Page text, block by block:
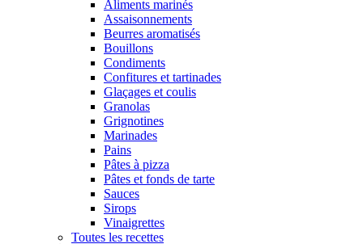
Aliments marinés
Assaisonnements
Beurres aromatisés
Bouillons
Condiments
Confitures et tartinades
Glaçages et coulis
Granolas
Grignotines
Marinades
Pains
Pâtes à pizza
Pâtes et fonds de tarte
Sauces
Sirops
Vinaigrettes
Toutes les recettes